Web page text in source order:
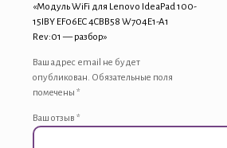
«Модуль WiFi для Lenovo IdeaPad 100-
15IBY EF06EC 4CBB58 W704E1-A1
Rev:01 — разбор»
Ваш адрес email не будет
опубликован. Обязательные поля
помечены *
Ваш отзыв *